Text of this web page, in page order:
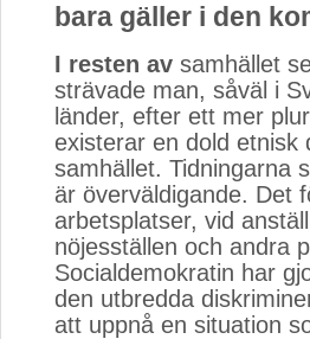
bara gäller i den
I resten av samhället
strävade man, såväl i
länder, efter ett mer
existerar en dold etnisk
samhället. Tidningarna
är överväldigande. Det
arbetsplatser, vid
nöjesställen och andra
Socialdemokratin har
den utbredda
att uppnå en situation